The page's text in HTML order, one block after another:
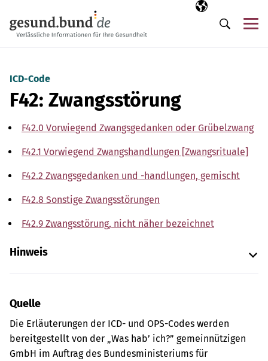
Ausgewählte
DE
Suche
ICD-Code
F42: Zwangsstörung
F42.0 Vorwiegend Zwangsgedanken oder Grübelzwang
F42.1 Vorwiegend Zwangshandlungen [Zwangsrituale]
F42.2 Zwangsgedanken und -handlungen, gemischt
F42.8 Sonstige Zwangsstörungen
F42.9 Zwangsstörung, nicht näher bezeichnet
Hinweis
Quelle
Die Erläuterungen der ICD- und OPS-Codes werden
bereitgestellt von der „Was hab’ ich?” gemeinnützigen
GmbH im Auftrag des Bundesministeriums für